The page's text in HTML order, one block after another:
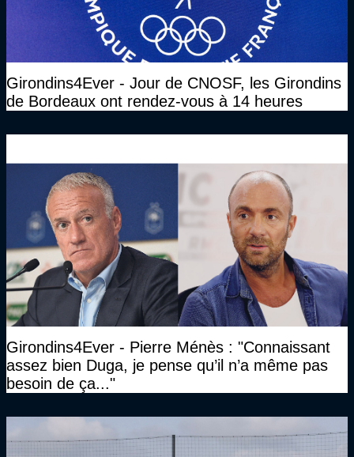
Girondins4Ever - Jour de CNOSF, les Girondins
de Bordeaux ont rendez-vous à 14 heures
Girondins4Ever - Pierre Ménès : "Connaissant
assez bien Duga, je pense qu’il n’a même pas
besoin de ça..."